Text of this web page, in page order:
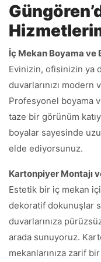
İç Mekan Boyama ve
Evinizin, ofisinizin ya
duvarlarınızı
Profesyonel boyama
taze bir görünüm
boyalar sayesinde
elde ediyorsunuz.
Kartonpiyer Montajı
Estetik bir iç mekan
dekoratif dokunuşlar
duvarlarınıza
arada sunuyoruz.
mekanlarınıza zarif